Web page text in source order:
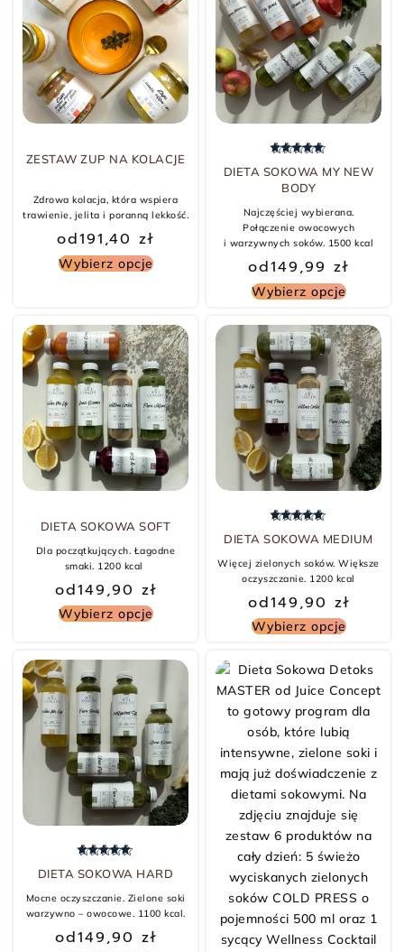
ZESTAW ZUP NA KOLACJE
Zdrowa kolacja, która wspiera
trawienie, jelita i poranną lekkość.
od191,40 zł
Wybierz opcje
DIETA SOKOWA MY NEW
BODY
Najczęściej wybierana.
Połączenie owocowych
i warzywnych soków. 1500 kcal
od149,99 zł
Wybierz opcje
DIETA SOKOWA SOFT
Dla początkujących. Łagodne
smaki. 1200 kcal
od149,90 zł
Wybierz opcje
DIETA SOKOWA MEDIUM
Więcej zielonych soków. Większe
oczyszczanie. 1200 kcal
od149,90 zł
Wybierz opcje
DIETA SOKOWA HARD
Mocne oczyszczanie. Zielone soki
warzywno – owocowe. 1100 kcal.
od149,90 zł